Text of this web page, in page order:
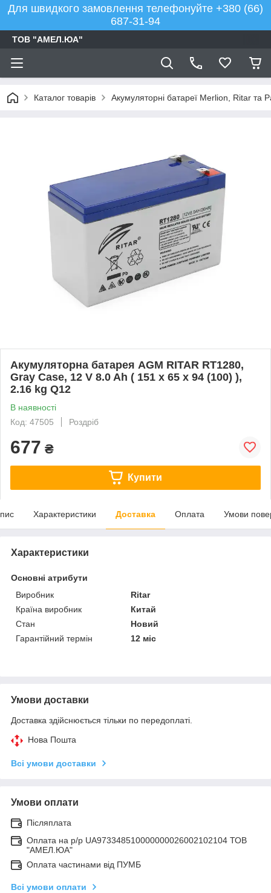
Для швидкого замовлення телефонуйте +380 (66)
687-31-94
ТОВ "АМЕЛ.ЮА"
Каталог товарів Акумуляторні батареї Merlion, Ritar та
Акумуляторна батарея AGM RITAR RT1280,
Gray Case, 12 V 8.0 Ah ( 151 х 65 х 94 (100) ),
2.16 kg Q12
В наявності
Код: 47505
Роздріб
677 ₴
Купити
Характеристики Доставка Оплата Умови
Характеристики
Основні атрибути
Виробник
Ritar
Країна виробник
Китай
Стан
Новий
Гарантійний термін
12 міс
Умови доставки
Доставка здійснюється тільки по передоплаті.
Нова Пошта
Всі умови доставки
Умови оплати
Післяплата
Оплата на р/р UA973348510000000026002102104 ТОВ
"АМЕЛ.ЮА"
Оплата частинами від ПУМБ
Всі умови оплати